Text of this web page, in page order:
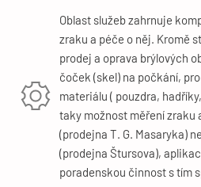
Oblast služeb zahrnuje
zraku a péče o něj. Kromě
prodej a oprava brýlových
čoček (skel) na počkání,
materiálu ( pouzdra,
taky možnost měření zraku
(prodejna T. G. Masaryka)
(prodejna Štursova),
poradenskou činnost s tím